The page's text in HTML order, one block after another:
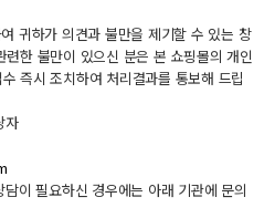
귀하가 의견과 불만을 제기할 수 있는 창
한 불만이 있으신 분은 본 쇼핑몰의 개인
즉시 조치하여 처리결과를 통보해 드립
자
이 필요하신 경우에는 아래 기관에 문의